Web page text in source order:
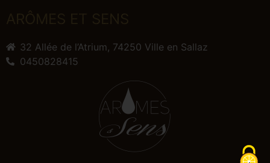
ARÔMES ET SENS
32 Allée de l’Atrium, 74250 Ville en Sallaz
0450828415